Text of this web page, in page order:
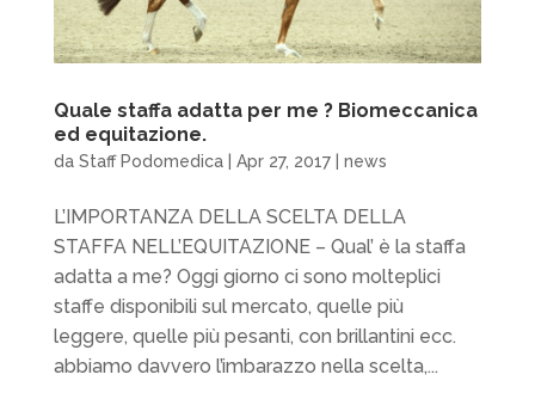
Quale staffa adatta per me ? Biomeccanica
ed equitazione.
da Staff Podomedica| Apr 27, 2017| news
L’IMPORTANZA DELLA SCELTA DELLA
STAFFA NELL’EQUITAZIONE – Qual’ è la staffa
adatta a me? Oggi giorno ci sono molteplici
staffe disponibili sul mercato, quelle più
leggere, quelle più pesanti, con brillantini ecc.
abbiamo davvero l’imbarazzo nella scelta,...